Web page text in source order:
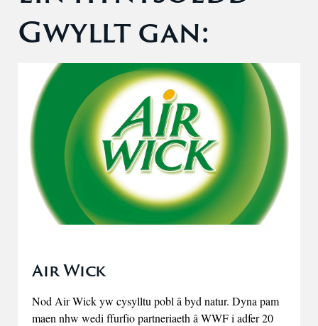
Gwyllt gan:
Air Wick
Nod Air Wick yw cysylltu pobl â byd natur. Dyna pam
maen nhw wedi ffurfio partneriaeth â WWF i adfer 20